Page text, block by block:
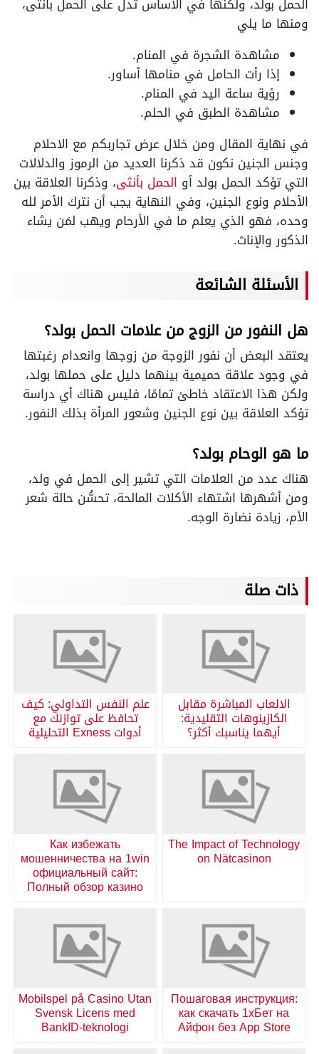
ومنها ما يلي
مشاهدة الشجرة في المنام.
إذا رأت الحامل في منامها أساور.
رؤية ساعة اليد في المنام.
مشاهدة الطبق في الحلم.
في نهاية المقال ومن خلال عرض تجاربكم مع الاحلام
وجنس الجنين نكون قد ذكرنا العديد من الرموز والدلالات
التي تؤكد الحمل بولد أو الحمل بأنثى، وذكرنا العلاقة بين
الأحلام ونوع الجنين، وفي النهاية يجب أن نترك الأمر لله
وحده، فهو الذي يعلم ما في الأرحام ويهب لمَن يشاء
الذكور والإناث.
الأسئلة الشائعة
هل النفور من الزوج من علامات الحمل بولد؟
يعتقد البعض أن نفور الزوجة من زوجها وانعدام رغبتها
في وجود علاقة حميمية بينهما دليل على حملها بولد،
ولكن هذا الاعتقاد خاطئ تمامًا، فليس هناك أي دراسة
تؤكد العلاقة بين نوع الجنين وشعور المرأة بذلك النفور.
ما هو الوحام بولد؟
هناك عدد من العلامات التي تشير إلى الحمل في ولد،
ومن أشهرها اشتهاء الأكلات المالحة، تحسُّن حالة شعر
الأم، زيادة نضارة الوجه.
ذات صلة
الالعاب المباشرة مقابل
الكازينوهات التقليدية:
أيهما يناسبك أكثر؟
علم النفس التداولي: كيف
تحافظ على توازنك مع
أدوات Exness التحليلية
The Impact of Technology
on Nätcasinon
Как избежать
мошенничества на 1win
официальный сайт:
Полный обзор казино
Пошаговая инструкция:
как скачать 1хБет на
Айфон без App Store
Mobilspel på Casino Utan
Svensk Licens med
BankID-teknologi